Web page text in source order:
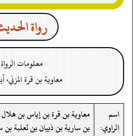
رواة
معلومات الرواة
معاوية بن قرة المزني،
اسم
الراوي:
معاوية بن قرة بن إياس بن
بن سارية بن ذبيان بن ثعلبة